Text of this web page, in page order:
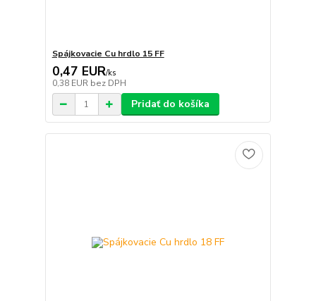
Spájkovacie Cu hrdlo 15 FF
0,47 EUR/ks
0,38 EUR bez DPH
Pridať do košíka